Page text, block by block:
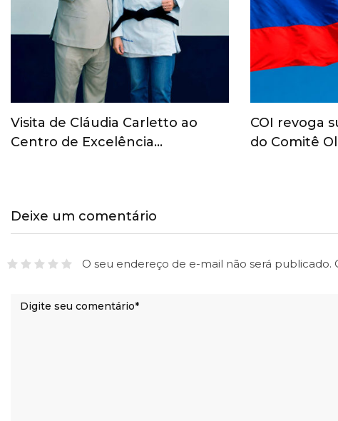
Visita de Cláudia Carletto ao
Centro de Excelência…
COI revoga
do Comitê
Deixe um comentário
O seu endereço de e-mail não será publicado.